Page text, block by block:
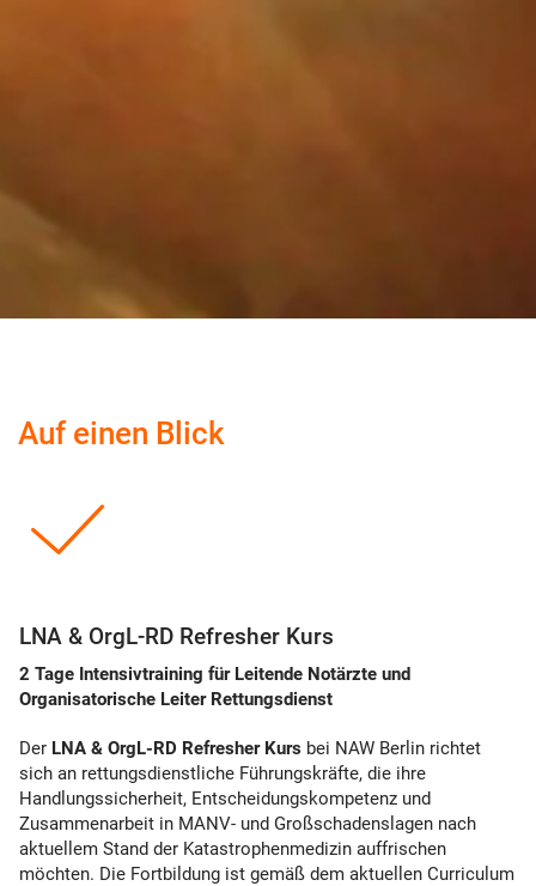
Auf einen Blick
LNA & OrgL-RD Refresher Kurs
2 Tage Intensivtraining für Leitende Notärzte und
Organisatorische Leiter Rettungsdienst
Der LNA & OrgL-RD Refresher Kurs bei NAW Berlin richtet
sich an rettungsdienstliche Führungskräfte, die ihre
Handlungssicherheit, Entscheidungskompetenz und
Zusammenarbeit in MANV- und Großschadenslagen nach
aktuellem Stand der Katastrophenmedizin auffrischen
möchten. Die Fortbildung ist gemäß dem aktuellen Curriculum